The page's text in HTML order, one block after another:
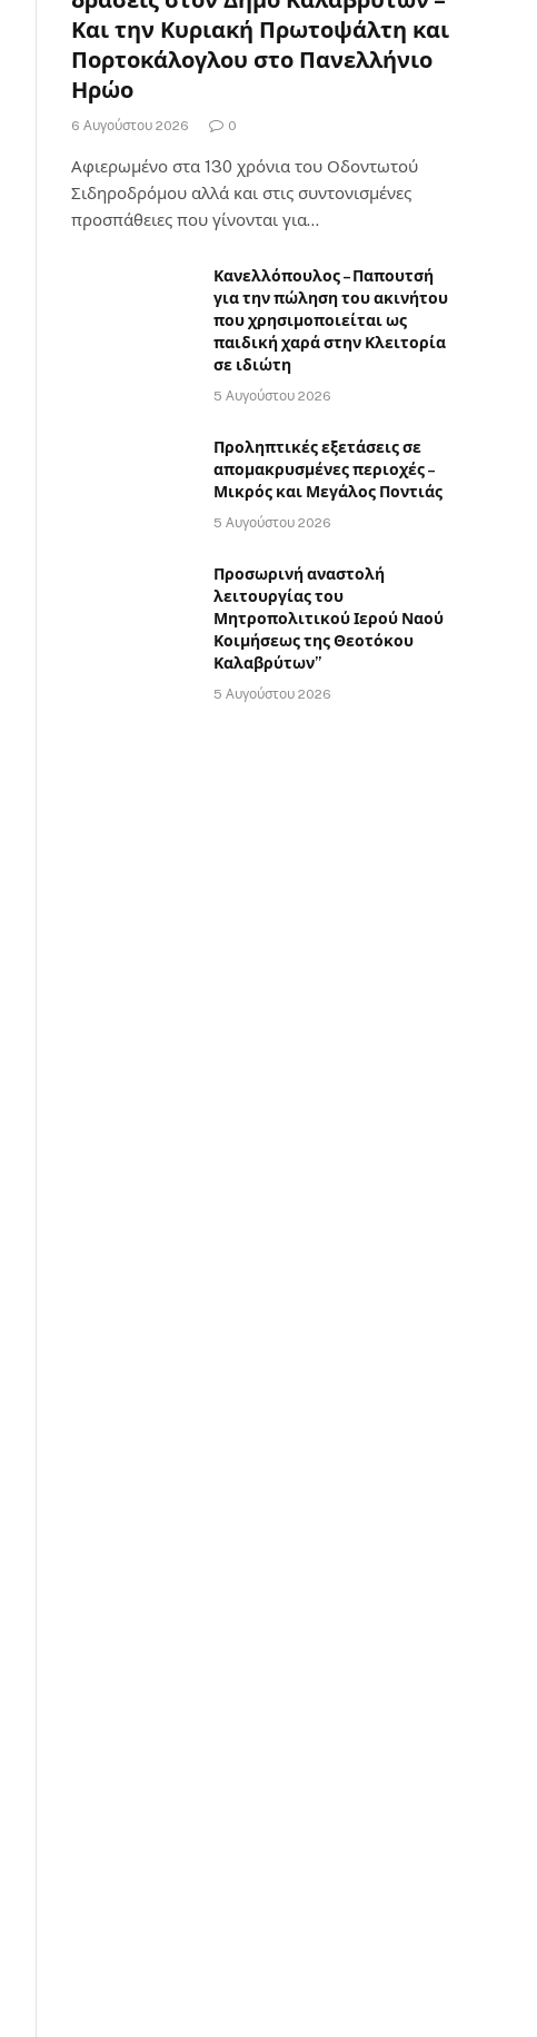
Και την Κυριακή Πρωτοψάλτη και
Πορτοκάλογλου στο Πανελλήνιο
Ηρώο
6 Αυγούστου 2026 0
Αφιερωμένο στα 130 χρόνια του Οδοντωτού
Σιδηροδρόμου αλλά και στις συντονισμένες
προσπάθειες που γίνονται για…
Κανελλόπουλος – Παπουτσή
για την πώληση του ακινήτου
που χρησιμοποιείται ως
παιδική χαρά στην Κλειτορία
σε ιδιώτη
5 Αυγούστου 2026
Προληπτικές εξετάσεις σε
απομακρυσμένες περιοχές –
Μικρός και Μεγάλος Ποντιάς
5 Αυγούστου 2026
Προσωρινή αναστολή
λειτουργίας του
Μητροπολιτικού Ιερού Ναού
Κοιμήσεως της Θεοτόκου
Καλαβρύτων”
5 Αυγούστου 2026